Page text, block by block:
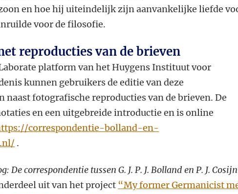
en hoe hij uiteindelijk zijn aanvankelijke liefde
voor de filosofie.
reproducties van de brieven
platform van het Huygens Instituut voor
kunnen gebruikers de editie van deze
naast fotografische reproducties van de brieven. De
en een uitgebreide introductie en is online
correspondentie-bolland-en-
.
De correspondentie tussen G. J. P. J. Bolland en P. J. Cosijn
uit van het project “My former Germanicist